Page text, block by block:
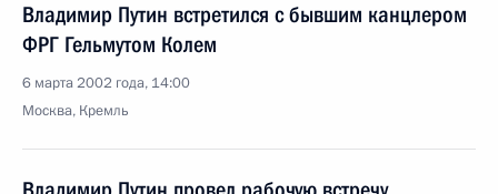
Владимир Путин встретился с бывшим канцлером
ФРГ Гельмутом Колем
6 марта 2002 года, 14:00
Москва, Кремль